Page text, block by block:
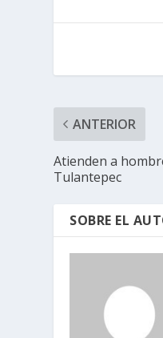
ANTERIOR
Atienden a
Tulantepec
SOBRE EL